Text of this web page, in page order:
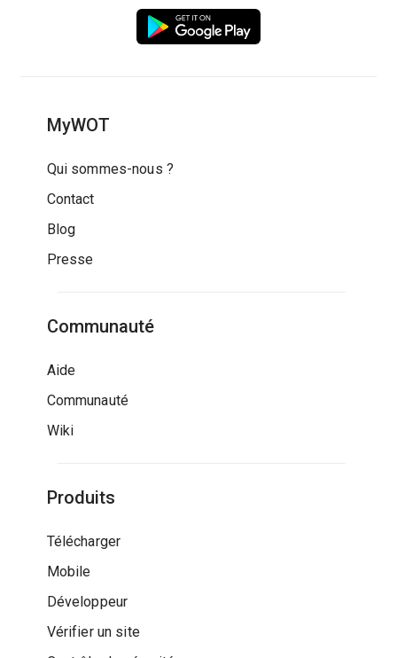
MyWOT
Qui sommes-nous ?
Contact
Blog
Presse
Communauté
Aide
Communauté
Wiki
Produits
Télécharger
Mobile
Développeur
Vérifier un site